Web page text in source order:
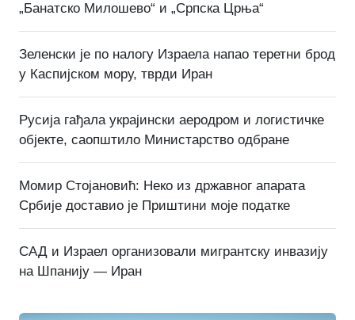
„Банатско Милошево“ и „Српска Црња“
Зеленски је по налогу Израела напао теретни брод
у Каспијском мору, тврди Иран
Русија гађала украјински аеродром и логистичке
објекте, саопштило Министарство одбране
Момир Стојановић: Неко из државног апарата
Србије доставио је Приштини моје податке
САД и Израел организовали мигрантску инвазију
на Шпанију — Иран